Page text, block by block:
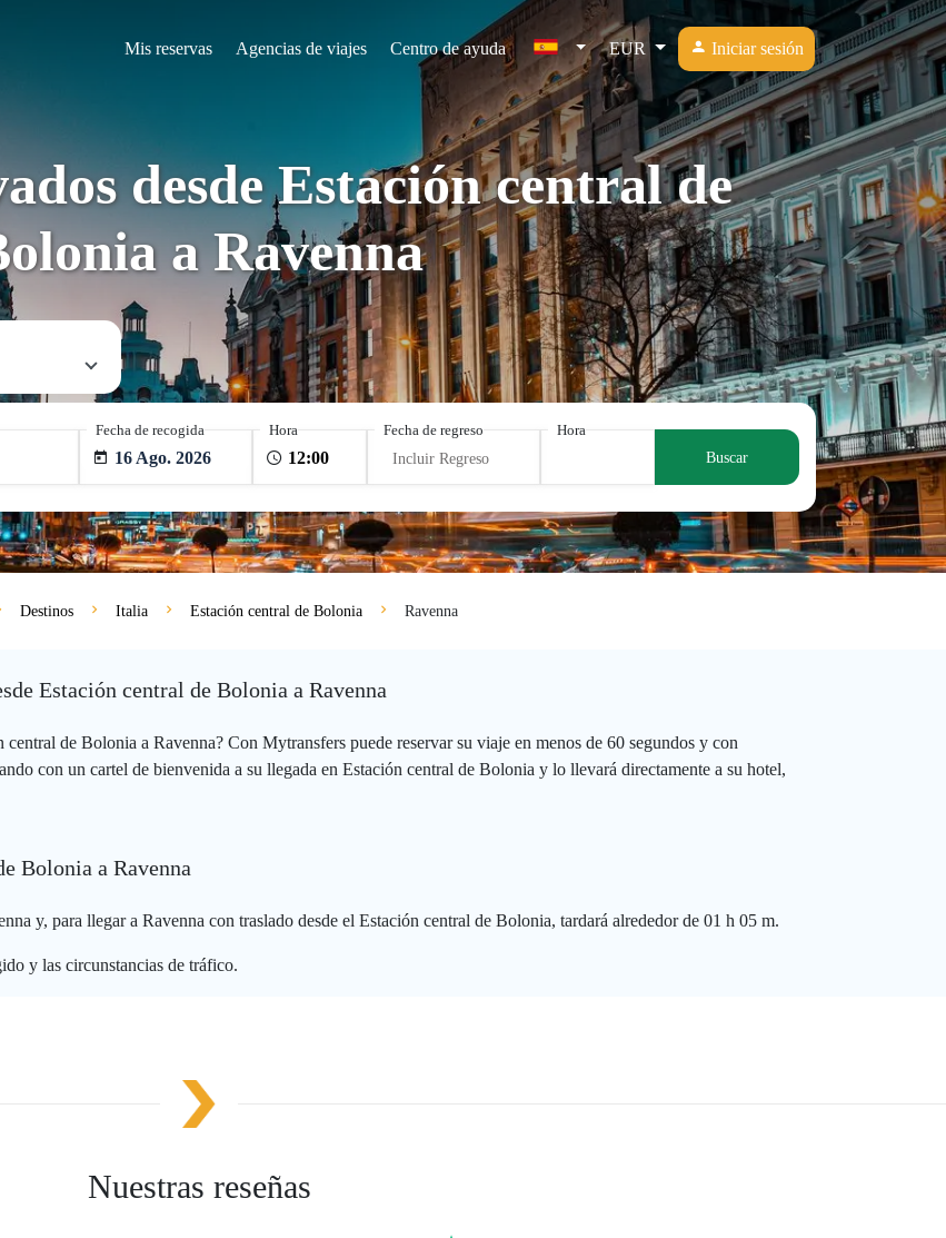
Mis reservas Agencias de viajes Centro de ayuda EUR Iniciar sesión
desde Estación central de
a Ravenna
Fecha de recogida
16 Ago. 2026
Hora
Fecha de regreso
Incluir Regreso
Hora
Buscar
Destinos Italia Estación central de Bolonia Ravenna
Estación central de Bolonia a Ravenna
de Bolonia a Ravenna? Con Mytransfers puede reservar su viaje en menos de 60 segundos y con
con un cartel de bienvenida a su llegada en Estación central de Bolonia y lo llevará directamente a su hotel,
Bolonia a Ravenna
y, para llegar a Ravenna con traslado desde el Estación central de Bolonia, tardará alrededor de 01 h 05 m.
y las circunstancias de tráfico.
Nuestras reseñas